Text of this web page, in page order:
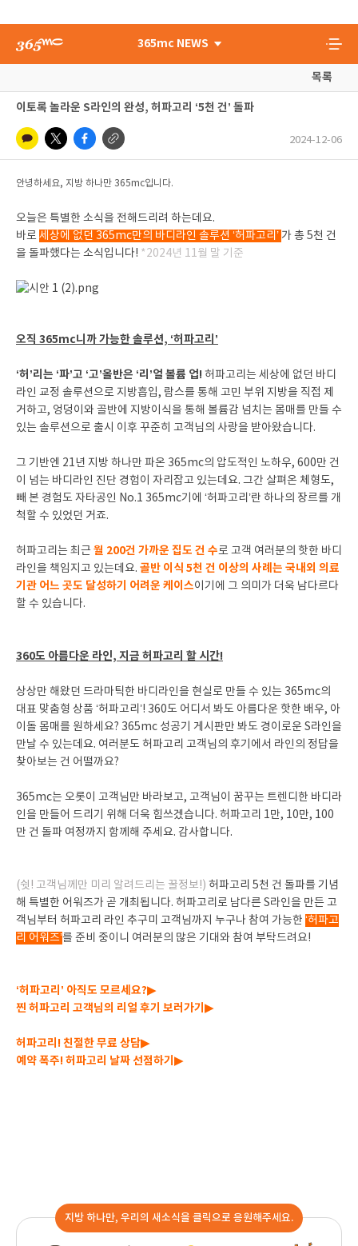
365mc NEWS
목록
이토록 놀라운 S라인의 완성, 허파고리 ‘5천 건’ 돌파
2024-12-06
안녕하세요, 지방 하나만 365mc입니다.
오늘은 특별한 소식을 전해드리려 하는데요.
바로세상에 없던 365mc만의 바디라인 솔루션 ‘허파고리’ 가 총 5천 건
을 돌파했다는 소식입니다! *2024년 11월 말 기준
오직 365mc니까 가능한 솔루션, ‘허파고리’
‘허’리는 ‘파’고 ‘고’올반은 ‘리’얼 볼륨 업! 허파고리는 세상에 없던 바디
라인 교정 솔루션으로 지방흡입, 람스를 통해 고민 부위 지방을 직접 제
거하고, 엉덩이와 골반에 지방이식을 통해 볼륨감 넘치는 몸매를 만들 수
있는 솔루션으로 출시 이후 꾸준히 고객님의 사랑을 받아왔습니다.
그 기반엔 21년 지방 하나만 파온 365mc의 압도적인 노하우, 600만 건
이 넘는 바디라인 진단 경험이 자리잡고 있는데요. 그간 살펴온 체형도,
빼 본 경험도 자타공인 No.1 365mc기에 ‘허파고리’란 하나의 장르를 개
척할 수 있었던 거죠.
허파고리는 최근월 200건 가까운 집도 건 수로 고객 여러분의 핫한 바디
라인을 책임지고 있는데요. 골반 이식 5천 건 이상의 사례는 국내외 의료
기관 어느 곳도 달성하기 어려운 케이스이기에 그 의미가 더욱 남다르다
할 수 있습니다.
360도 아름다운 라인, 지금 허파고리 할 시간!
상상만 해왔던 드라마틱한 바디라인을 현실로 만들 수 있는 365mc의
대표 맞춤형 상품 ‘허파고리’! 360도 어디서 봐도 아름다운 핫한 배우, 아
이돌 몸매를 원하세요? 365mc 성공기 게시판만 봐도 경이로운 S라인을
만날 수 있는데요. 여러분도 허파고리 고객님의 후기에서 라인의 정답을
찾아보는 건 어떨까요?
365mc는 오롯이 고객님만 바라보고, 고객님이 꿈꾸는 트렌디한 바디라
인을 만들어 드리기 위해 더욱 힘쓰겠습니다. 허파고리 1만, 10만, 100
만 건 돌파 여정까지 함께해 주세요. 감사합니다.
(쉿! 고객님께만 미리 알려드리는 꿀정보!) 허파고리 5천 건 돌파를 기념
해 특별한 어워즈가 곧 개최됩니다. 허파고리로 남다른 S라인을 만든 고
객님부터 허파고리 라인 추구미 고객님까지 누구나 참여 가능한 ‘허파고
리 어워즈’를 준비 중이니 여러분의 많은 기대와 참여 부탁드려요!
‘허파고리’ 아직도 모르세요?▶
찐 허파고리 고객님의 리얼 후기 보러가기▶
허파고리! 친절한 무료 상담▶
예약 폭주! 허파고리 날짜 선점하기▶
지방 하나만, 우리의 새소식을 클릭으로 응원해주세요.